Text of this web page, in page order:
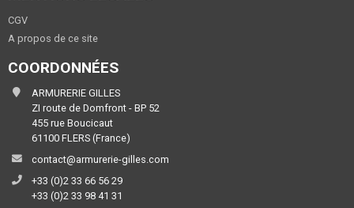
CGV
A propos de ce site
COORDONNÉES
ARMURERIE GILLES
ZI route de Domfront - BP 52
455 rue Boucicaut
61100 FLERS (France)
contact@armurerie-gilles.com
+33 (0)2 33 66 56 29
+33 (0)2 33 98 41 31